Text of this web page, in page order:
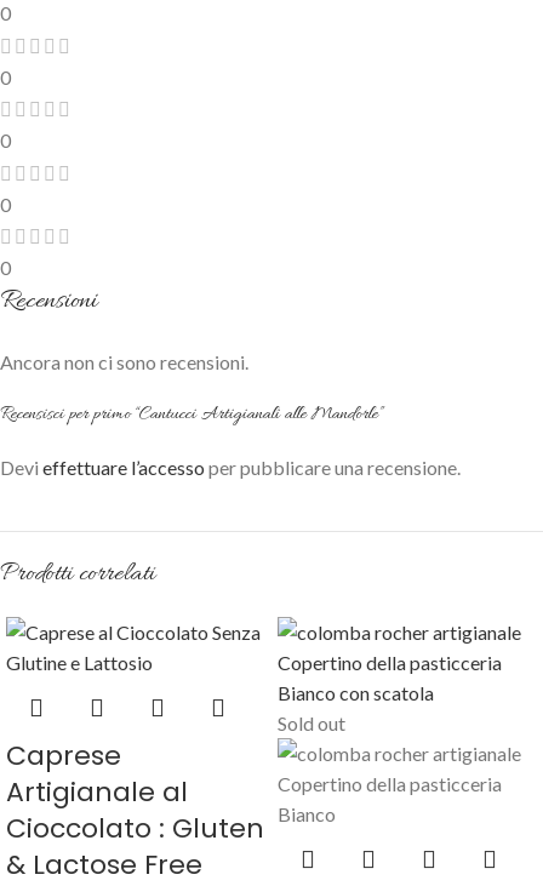
0
0
0
0
0
Recensioni
Ancora non ci sono recensioni.
Recensisci per primo “Cantucci Artigianali alle Mandorle”
Devi effettuare l’accesso per pubblicare una recensione.
Prodotti correlati
Caprese
Artigianale al
Cioccolato : Gluten
& Lactose Free
Sold out